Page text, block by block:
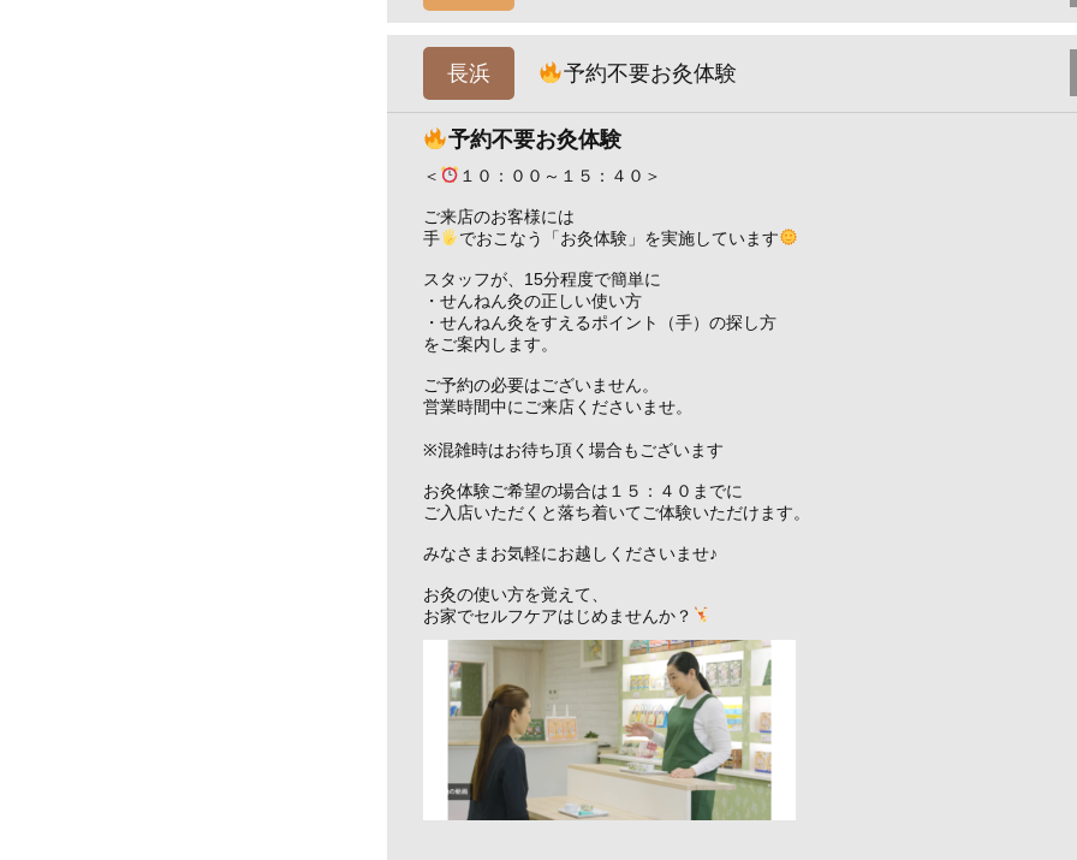
長浜 予約不要お灸体験
予約不要お灸体験
＜ １０：００～１５：４０＞
ご来店のお客様には
手
でおこなう「お灸体験」を実施しています
スタッフが、15分程度で簡単に
・せんねん灸の正しい使い方
・せんねん灸をすえるポイント（手）の探し方
をご案内します。
ご予約の必要はございません。
営業時間中にご来店くださいませ。
※混雑時はお待ち頂く場合もございます
お灸体験ご希望の場合は１５：４０までに
ご入店いただくと落ち着いてご体験いただけます。
みなさまお気軽にお越しくださいませ♪
お灸の使い方を覚えて、
お家でセルフケアはじめませんか？